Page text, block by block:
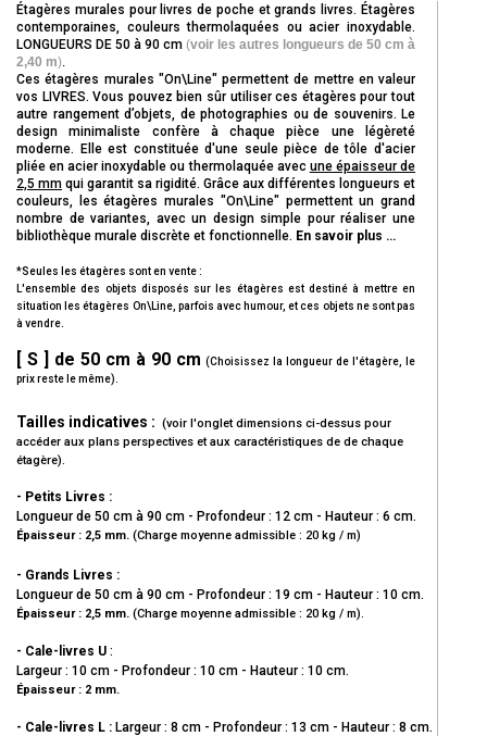
Étagères murales pour livres de poche et grands livres. Étagères
contemporaines, couleurs thermolaquées ou acier inoxydable.
LONGUEURS DE 50 à 90 cm (voir les autres longueurs de 50 cm à
2,40 m)
Ces étagères murales "On\Line" permettent de mettre en valeur
vos LIVRES. Vous pouvez bien sûr utiliser ces étagères pour tout
autre rangement d’objets, de photographies ou de souvenirs. Le
design minimaliste confère à chaque pièce une légèreté
moderne. Elle est constituée d'une seule pièce de tôle d'acier
pliée en acier inoxydable ou thermolaquée avec une épaisseur de
2,5 mm qui garantit sa rigidité. Grâce aux différentes longueurs et
couleurs, les étagères murales "On\Line" permettent un grand
nombre de variantes, avec un design simple pour réaliser une
bibliothèque murale discrète et fonctionnelle. En savoir plus …
*Seules les étagères sont en vente :
L'ensemble des objets disposés sur les étagères est destiné à mettre en
situation les étagères On\Line, parfois avec humour, et ces objets ne sont pas
à vendre.
[ S ] de 50 cm à 90 cm (Choisissez la longueur de l'étagère, le
prix reste le même).
Tailles indicatives : (voir l'onglet dimensions ci-dessus pour
accéder aux plans perspectives et aux caractéristiques de de chaque
étagère).
- Petits Livres :
Longueur de 50 cm à 90 cm - Profondeur : 12 cm - Hauteur : 6 cm.
Épaisseur : 2,5 mm. (Charge moyenne admissible : 20 kg / m)
- Grands Livres :
Longueur de 50 cm à 90 cm - Profondeur : 19 cm - Hauteur : 10 cm.
Épaisseur : 2,5 mm. (Charge moyenne admissible : 20 kg / m).
- Cale-livres U :
Largeur : 10 cm - Profondeur : 10 cm - Hauteur : 10 cm.
Épaisseur : 2 mm.
- Cale-livres L : Largeur : 8 cm - Profondeur : 13 cm - Hauteur : 8 cm.